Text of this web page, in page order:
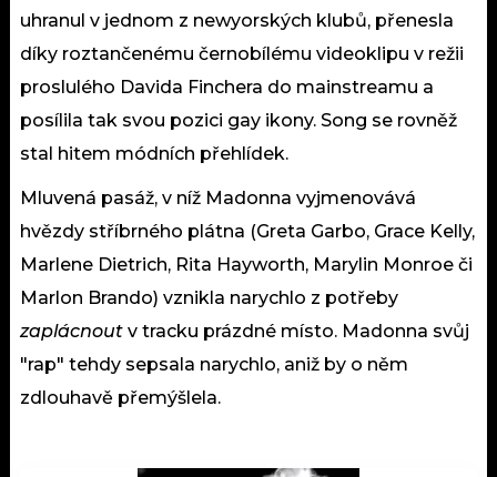
uhranul v jednom z newyorských klubů, přenesla
díky roztančenému černobílému videoklipu v režii
proslulého Davida Finchera do mainstreamu a
posílila tak svou pozici gay ikony. Song se rovněž
stal hitem módních přehlídek.
Mluvená pasáž, v níž Madonna vyjmenovává
hvězdy stříbrného plátna (Greta Garbo, Grace Kelly,
Marlene Dietrich, Rita Hayworth, Marylin Monroe či
Marlon Brando) vznikla narychlo z potřeby
zaplácnout v tracku prázdné místo. Madonna svůj
"rap" tehdy sepsala narychlo, aniž by o něm
zdlouhavě přemýšlela.